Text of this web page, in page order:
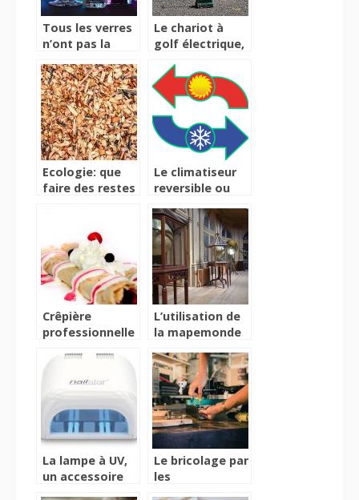
Tous les verres
n’ont pas la
fabrication
Le chariot à
golf électrique,
accessoire
approprié de
transport de
matériel de golf
Ecologie: que
faire des restes
Le climatiseur
reversible ou
Crêpière
professionnelle
de vos crêpes
L’utilisation de
la mapemonde
les adolescents.
La lampe à UV,
un accessoire
Le bricolage par
les